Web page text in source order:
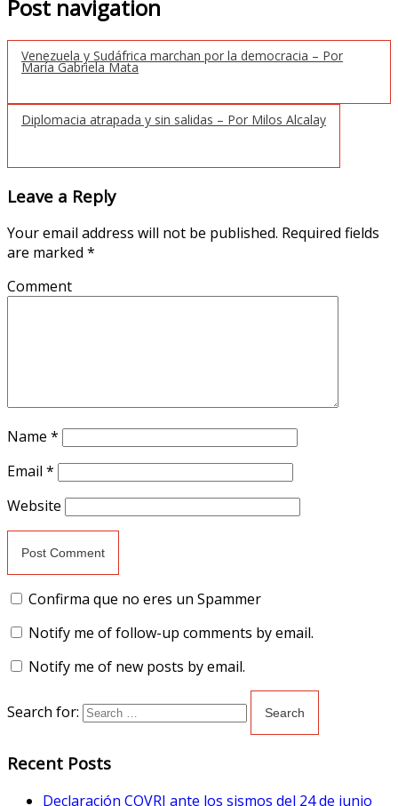
Post navigation
Venezuela y Sudáfrica marchan por la democracia – Por
María Gabriela Mata
Diplomacia atrapada y sin salidas – Por Milos Alcalay
Leave a Reply
Your email address will not be published. Required fields
are marked *
Comment
Name *
Email *
Website
Confirma que no eres un Spammer
Notify me of follow-up comments by email.
Notify me of new posts by email.
Search for:
Recent Posts
Declaración COVRI ante los sismos del 24 de junio